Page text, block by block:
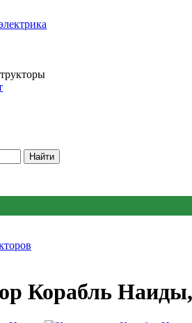
Корабль